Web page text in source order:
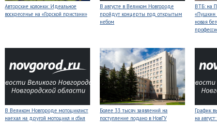
Авторские колонки: Идеальное
воскресенье на «Горской пристани»
В августе в Великом Новгороде
пройдут концерты под открытым
небом
ВТБ: на
«Пушкин
новая
В Великом Новгороде мотоциклист
наехал на другой мотоцикл и сбил
Более 33 тысяч заявлений на
поступление подано в НовГУ
График
на